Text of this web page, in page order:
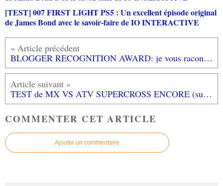
[TEST] 007 FIRST LIGHT PS5 : Un excellent épisode original
de James Bond avec le savoir-faire de IO INTERACTIVE
BLOGGER RECOGNITION AWARD: je vous raconte l'histoire du blog
TEST de MX VS ATV SUPERCROSS ENCORE (sur PS4): Attention à la bosse fatale!
COMMENTER CET ARTICLE
Ajouter un commentaire